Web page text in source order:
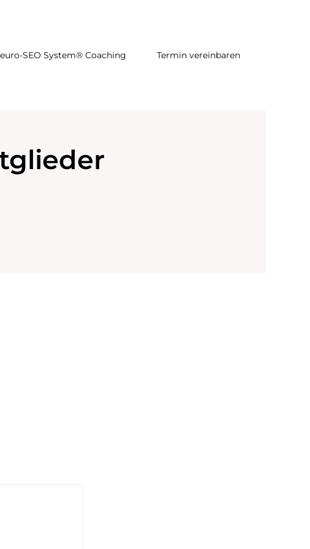
SEO System® Coaching Termin vereinbaren